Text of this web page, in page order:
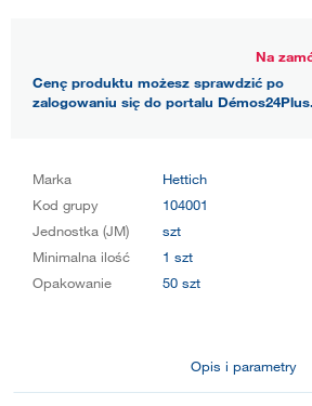
Na
Cenę produktu możesz sprawdzić po
zalogowaniu się do portalu Démos24Plus.
Marka
Hettich
Kod grupy
104001
Jednostka (JM)
szt
Minimalna ilość
1 szt
Opakowanie
50 szt
Opis i parametry